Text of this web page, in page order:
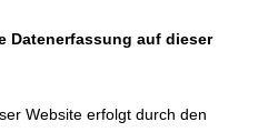
Datenerfassung auf dieser
Website erfolgt durch den